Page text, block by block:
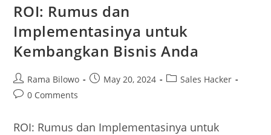
ROI: Rumus dan
Implementasinya untuk
Kembangkan Bisnis Anda​
Rama Bilowo May 20, 2024
Sales Hacker
0 Comments
ROI: Rumus dan Implementasinya untuk